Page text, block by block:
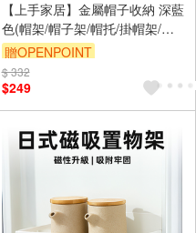
【上手家居】金屬帽子收納 深藍
色(帽架/帽子架/帽托/掛帽架/帽
子掛鉤/掛帽/帽子掛架/帽子/鴨舌
帽/門後掛鉤/掛鉤)
贈OPENPOINT
訂單滿999享9折
$ 332
$249